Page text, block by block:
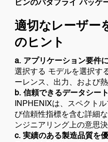
ピンのバタフライ パッケ
適切なレーザー
のヒント
a. アプリケーション要件
選択する モデルを選択す
ーレンス、出力、および
b. 信頼できるデータシー
INPHENIXは、スペクト
び信頼性指標を含む詳細
ンジニアリング上の意思
c. 実績のある製造品質を